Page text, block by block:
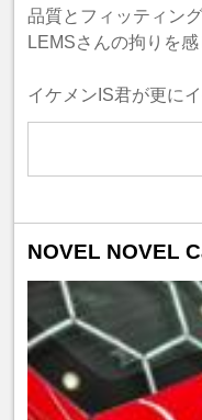
品質とフィッティング
LEMSさんの拘りを
イケメンIS君が更に
NOVEL NOVEL